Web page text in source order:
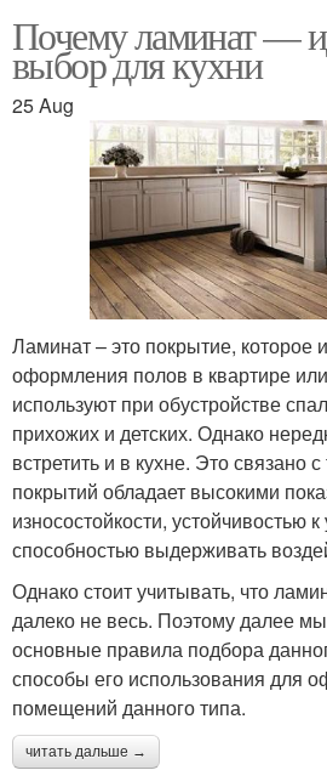
Почему ламинат —
выбор для кухни
25 Aug
Ламинат – это покрытие, которое
оформления полов в квартире
используют при обустройстве
прихожих и детских. Однако
встретить и в кухне. Это связано
покрытий обладает высокими
износостойкости, устойчивостью
способностью выдерживать
Однако стоит учитывать, что
далеко не весь. Поэтому далее
основные правила подбора
способы его использования для
помещений данного типа.
читать дальше →